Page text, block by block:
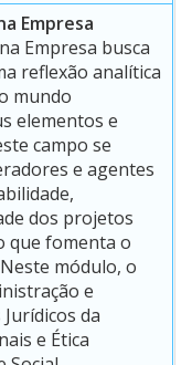
Empresa
Empresa busca
reflexão analítica
mundo
elementos e
campo se
e agentes
dos projetos
que fomenta o
módulo, o
e
da
e Ética